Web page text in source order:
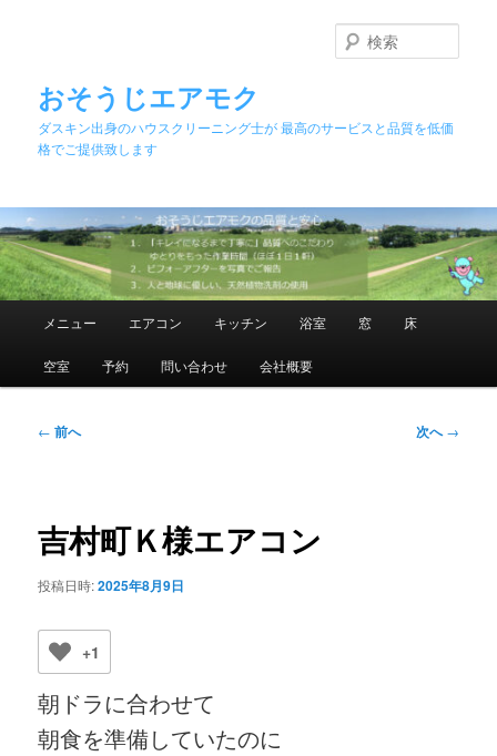
移
動
おそうじエアモク
ダスキン出身のハウスクリーニング士が 最高のサービスと品質を低価
格でご提供致します
索
メ
メニュー エアコン キッチン 浴室 窓 床
空室 予約 問い合わせ 会社概要
投
ゲ
ー
ョ
← 前へ 次へ→
吉村町Ｋ様エアコン
投稿日時:2025年8月9日
+1
朝ドラに合わせて
朝食を準備していたのに